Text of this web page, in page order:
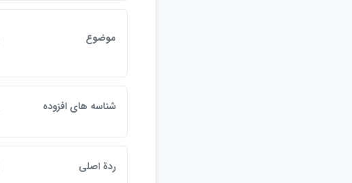
موضوع
شناسه هاي افزوده
ردة اصلي